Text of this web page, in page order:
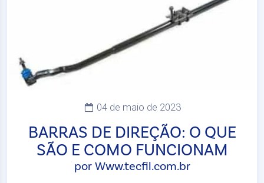
04 de maio de 2023
BARRAS DE DIREÇÃO: O QUE
SÃO E COMO FUNCIONAM
por Www.tecfil.com.br